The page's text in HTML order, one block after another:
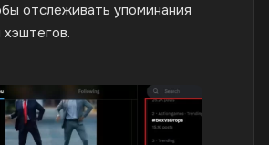
отслеживать упоминания